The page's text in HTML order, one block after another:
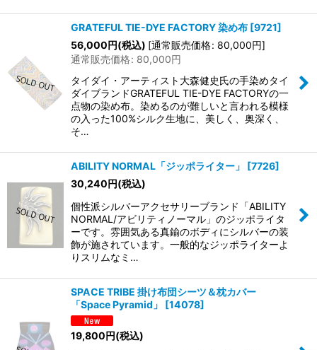
GRATEFUL TIE-DYE FACTORY 染め布 [9721]
56,000円(税込) [通常販売価格: 80,000円]
通常販売価格: 80,000円
タイダイ・アーティスト大森健史氏の手染めタイ
ダイブランドGRATEFUL TIE-DYE FACTORYの一
点物の染め布。染めるのが難しいと言われる模様
の入った100%シルク生地に、美しく、奥深く、
そ…
ABILITY NORMAL「ジッポライター」 [7726]
30,240円(税込)
個性派シルバーアクセサリーブランド「ABILITY
NORMAL/アビリティノーマル」のジッポライタ
ーです。雰囲気ある真鍮のボディにシルバーの装
飾が施されています。一般的なジッポライターよ
りスリムなミ…
SPACE TRIBE 掛け布団シーツ＆枕カバー
「Space Pyramid」
[14078]
19,800円(税込)